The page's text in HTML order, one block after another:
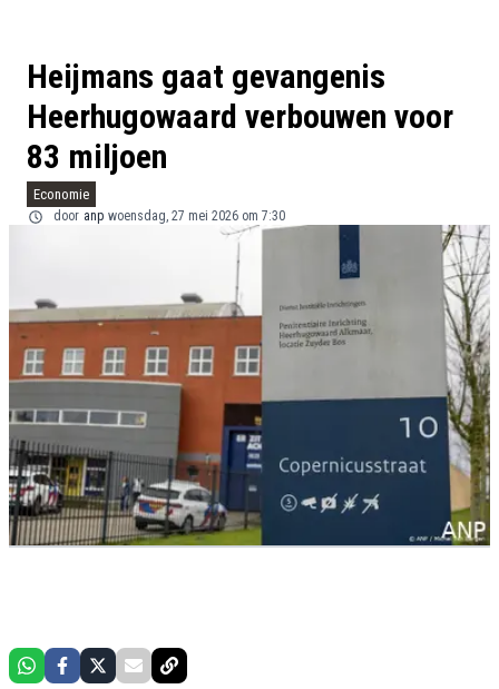
Heijmans gaat gevangenis
Heerhugowaard verbouwen voor
83 miljoen
Economie
door anp woensdag, 27 mei 2026 om 7:30